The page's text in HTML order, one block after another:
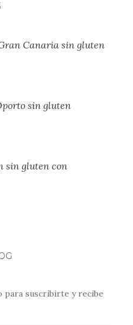
Canaria sin gluten
sin gluten
sin gluten con
suscribirte y recibe